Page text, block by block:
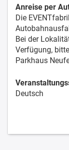
Anreise per
Die
Bei der
Verfügung,
Parkhaus
Deutsch